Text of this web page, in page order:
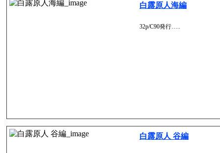
白露原人海編
32p/C90発行…..
白露原人 谷編